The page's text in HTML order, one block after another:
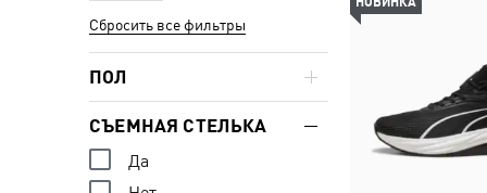
Сбросить все фильтры
ПОЛ
СЪЕМНАЯ СТЕЛЬКА
Да